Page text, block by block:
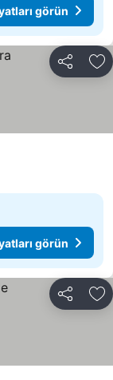
görün
Paylaş
görün
Paylaş